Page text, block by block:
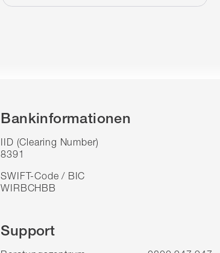
Bankinformationen
IID (Clearing Number)
8391
SWIFT-Code / BIC
WIRBCHBB
Support